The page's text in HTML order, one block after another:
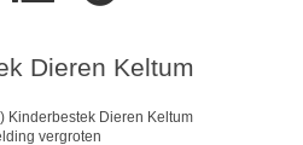
Dieren Keltum
vergroten